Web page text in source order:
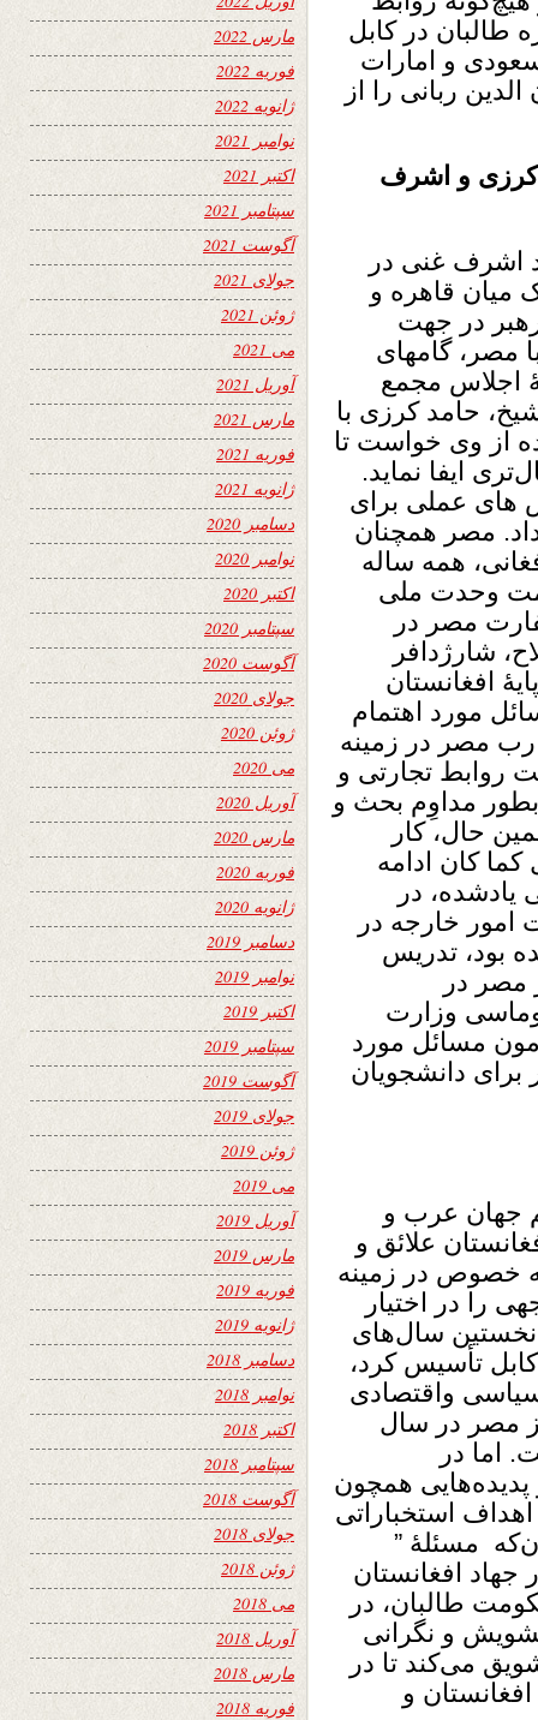
طالبان در کابل
و امارات
ربانی را از
کرزی و اشرف
اشرف غنی در
میان قاهره و
در جهت
مصر، گامهای
اجلاس مجمع
حامد کرزی با
از وی خواست تا
ایفا نماید.
های عملی برای
مصر همچنان
همه ساله
دوران حکومت وحدت ملی
مصر در
شارژدافر
افغانستان
مورد اهتمام
مصر در زمینه
روابط تجارتی و
مداوِم بحث و
(سپوتنیک، 2018). در همین حال، کار
کان ادامه
یادشده، در
امور خارجه در
بود، تدریس
مصر در
وزارت
مسائل مورد
دانشجویان
جهان عرب و
علائق و
خصوص در زمینه
را در اختیار
داده است. مصر در 1937 که نخستین سال‌های
تأسیس کرد،
سیاسی واقتصادی
مصر در سال
اما در
همچون
استخباراتی
مسئلۀ ”
افغانستان
طالبان، در
و نگرانی
می‌کند تا در
و
مارس 2022
فوریه 2022
ژانویه 2022
نوامبر 2021
اکتبر 2021
سپتامبر 2021
آگوست 2021
جولای 2021
ژوئن 2021
می 2021
آوریل 2021
مارس 2021
فوریه 2021
ژانویه 2021
دسامبر 2020
نوامبر 2020
اکتبر 2020
سپتامبر 2020
آگوست 2020
جولای 2020
ژوئن 2020
می 2020
آوریل 2020
مارس 2020
فوریه 2020
ژانویه 2020
دسامبر 2019
نوامبر 2019
اکتبر 2019
سپتامبر 2019
آگوست 2019
جولای 2019
ژوئن 2019
می 2019
آوریل 2019
مارس 2019
فوریه 2019
ژانویه 2019
دسامبر 2018
نوامبر 2018
اکتبر 2018
سپتامبر 2018
آگوست 2018
جولای 2018
ژوئن 2018
می 2018
آوریل 2018
مارس 2018
فوریه 2018